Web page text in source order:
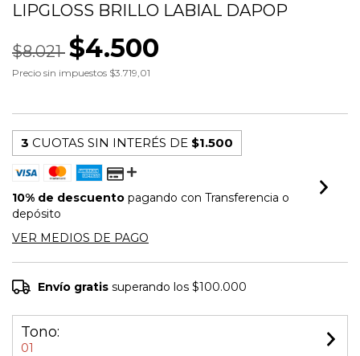
LIPGLOSS BRILLO LABIAL DAPOP
$8.021 $4.500
Precio sin impuestos $3.719,01
3 CUOTAS SIN INTERÉS DE $1.500
10% de descuento pagando con Transferencia o
depósito
VER MEDIOS DE PAGO
Envío gratis superando los$100.000
Tono:
01